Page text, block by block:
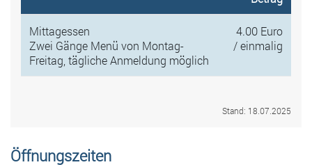
Mittagessen
Zwei Gänge Menü von Montag-
Freitag, tägliche Anmeldung möglich
4.00 Euro
/ einmalig
Stand: 18.07.2025
Öffnungszeiten